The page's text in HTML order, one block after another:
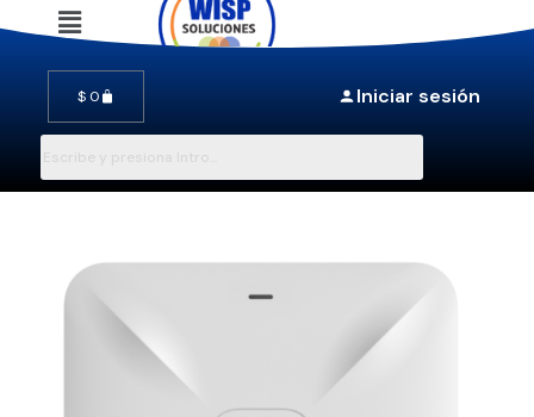
contenido
$ 0 Iniciar sesión